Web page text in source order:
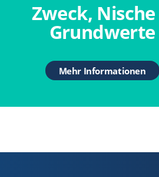
Zweck,
Grundwerte
Mehr Informationen